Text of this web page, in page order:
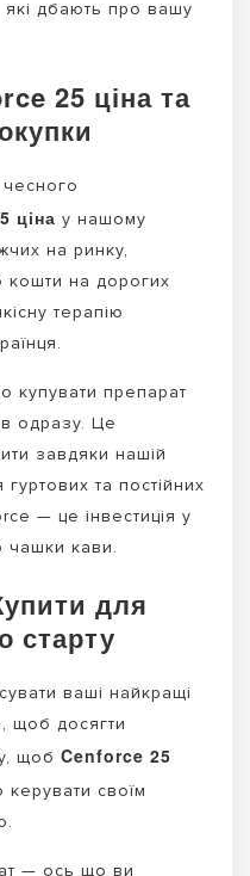
дбають про вашу
25 ціна та
ціна у нашому
на ринку,
кошти на дорогих
терапію
купувати препарат
одразу. Це
завдяки нашій
та постійних
— це інвестиція у
чашки кави.
для
старту
ваші найкращі
щоб досягти
щоб Cenforce 25
своїм
— ось що ви